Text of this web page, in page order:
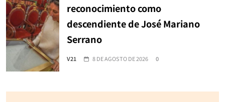
reconocimiento como
descendiente de José Mariano
Serrano
V21 8 DE AGOSTO DE 2026 0